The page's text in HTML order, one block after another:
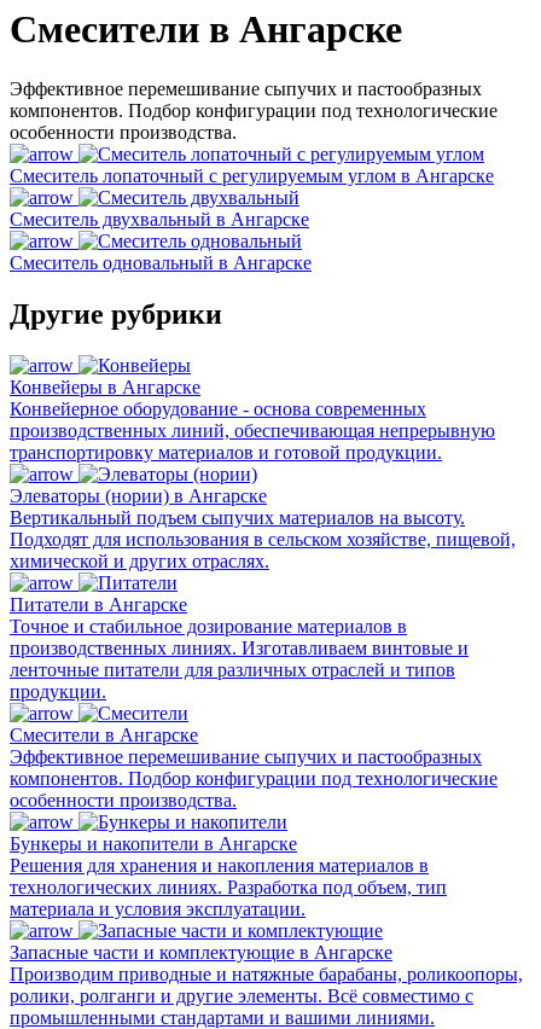
Смесители в Ангарске
Эффективное перемешивание сыпучих и пастообразных
компонентов. Подбор конфигурации под технологические
особенности производства.
Смеситель лопаточный с регулируемым углом в Ангарске
Смеситель двухвальный в Ангарске
Смеситель одновальный в Ангарске
Другие рубрики
Конвейеры в Ангарске
Конвейерное оборудование - основа современных
производственных линий, обеспечивающая непрерывную
транспортировку материалов и готовой продукции.
Элеваторы (нории) в Ангарске
Вертикальный подъем сыпучих материалов на высоту.
Подходят для использования в сельском хозяйстве, пищевой,
химической и других отраслях.
Питатели в Ангарске
Точное и стабильное дозирование материалов в
производственных линиях. Изготавливаем винтовые и
ленточные питатели для различных отраслей и типов
продукции.
Смесители в Ангарске
Эффективное перемешивание сыпучих и пастообразных
компонентов. Подбор конфигурации под технологические
особенности производства.
Бункеры и накопители в Ангарске
Решения для хранения и накопления материалов в
технологических линиях. Разработка под объем, тип
материала и условия эксплуатации.
Запасные части и комплектующие в Ангарске
Производим приводные и натяжные барабаны, роликоопоры,
ролики, ролганги и другие элементы. Всё совместимо с
промышленными стандартами и вашими линиями.